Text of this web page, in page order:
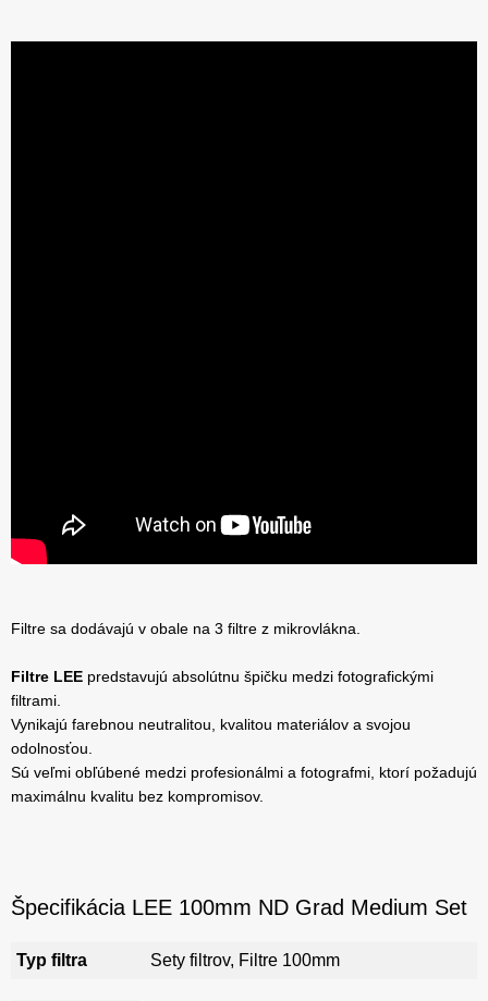
Filtre sa dodávajú v obale na 3 filtre z mikrovlákna.
Filtre LEE predstavujú absolútnu špičku medzi fotografickými
filtrami.
Vynikajú farebnou neutralitou, kvalitou materiálov a svojou
odolnosťou.
Sú veľmi obľúbené medzi profesionálmi a fotografmi, ktorí požadujú
maximálnu kvalitu bez kompromisov.
Špecifikácia LEE 100mm ND Grad Medium Set
Typ filtra Sety filtrov, Filtre 100mm